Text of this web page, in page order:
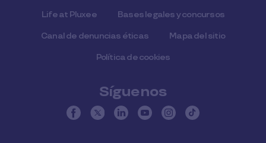
Life at Pluxee Bases legales y concursos
Canal de denuncias éticas Mapa del sitio
Política de cookies
Síguenos